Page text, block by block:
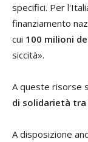
specifici. Per
finanziamento
cui 100 milioni
siccità».
A queste risorse
di solidarietà tra
A disposizione